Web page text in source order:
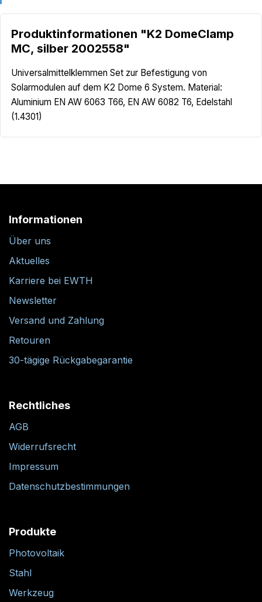
Produktinformationen "K2 DomeClamp
MC, silber 2002558"
Universalmittelklemmen Set zur Befestigung von
Solarmodulen auf dem K2 Dome 6 System. Material:
Aluminium EN AW 6063 T66, EN AW 6082 T6, Edelstahl
(1.4301)
Informationen
Über uns
Aktuelles
Karriere bei EWTH
Newsletter
Versand und Zahlung
Retouren
30-tägige Rückgabegarantie
Rechtliches
AGB
Widerrufsrecht
Impressum
Datenschutzbestimmungen
Produkte
Photovoltaik
Stahl
Werkzeug